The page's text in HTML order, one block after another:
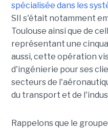
spécialisée dans les
SII s'était notamment
Toulouse ainsi que de
représentant une
aussi, cette opération
d'ingénierie pour ses
secteurs de
du transport et de
Rappelons que le